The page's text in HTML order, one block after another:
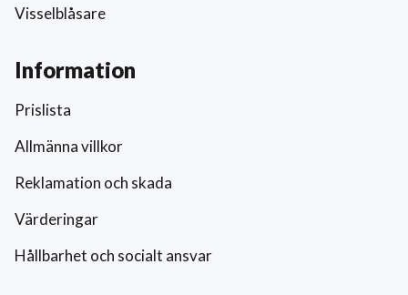
Visselblåsare
Information
Prislista
Allmänna villkor
Reklamation och skada
Värderingar
Hållbarhet och socialt ansvar